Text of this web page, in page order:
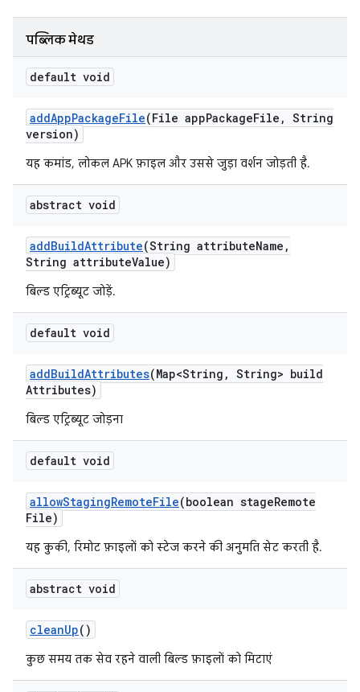
पब्लिक मेथड
default void
addAppPackageFile(File appPackageFile , String
version)
यह कमांड, लोकल APK फ़ाइल और उससे जुड़ा वर्शन जोड़ती है.
abstract void
addBuildAttribute(String attributeName ,
String attributeValue)
बिल्ड एट्रिब्यूट जोड़ें.
default void
addBuildAttributes(Map<String , String> build
Attributes)
बिल्ड एट्रिब्यूट जोड़ना
default void
allowStagingRemoteFile(boolean stageRemote
File)
यह कुकी, रिमोट फ़ाइलों को स्टेज करने की अनुमति सेट करती है.
abstract void
cleanUp()
कुछ समय तक सेव रहने वाली बिल्ड फ़ाइलों को मिटाएं